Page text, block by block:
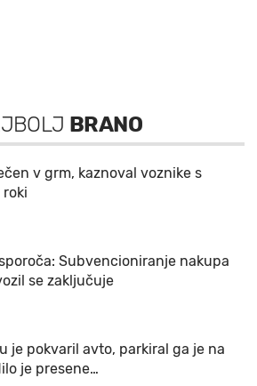
BRANO
v grm, kaznoval voznike s
Subvencioniranje nakupa
se zaključuje
je pokvaril avto, parkiral ga je na
je presene…